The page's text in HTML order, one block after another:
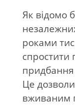
Як відомо
роками
спростити
придбання
Це
вживаним